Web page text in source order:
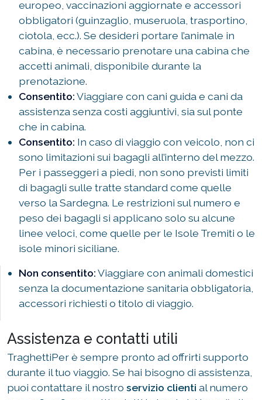
europeo, vaccinazioni aggiornate e accessori
obbligatori (guinzaglio, museruola, trasportino,
ciotola, ecc.). Se desideri portare l’animale in
cabina, è necessario prenotare una cabina che
accetti animali, disponibile durante la
prenotazione.
Consentito:Viaggiare con cani guida e cani da
assistenza senza costi aggiuntivi, sia sul ponte
che in cabina.
Consentito: In caso di viaggio con veicolo, non ci
sono limitazioni sui bagagli all’interno del mezzo.
Per i passeggeri a piedi, non sono previsti limiti
di bagagli sulle tratte standard come quelle
verso la Sardegna. Le restrizioni sul numero e
peso dei bagagli si applicano solo su alcune
linee veloci, come quelle per le Isole Tremiti o le
isole minori siciliane.
Non consentito:Viaggiare con animali domestici
senza la documentazione sanitaria obbligatoria,
accessori richiesti o titolo di viaggio.
Assistenza e contatti utili
TraghettiPer è sempre pronto ad offrirti supporto
durante il tuo viaggio. Se hai bisogno di assistenza,
puoi contattare il nostro servizio clienti al numero